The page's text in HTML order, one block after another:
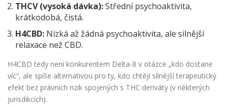
THCV (vysoká dávka):Střední psychoaktivita,
krátkodobá, čistá.
H4CBD: Nízká až žádná psychoaktivita, ale silnější
relaxace než CBD.
H4CBD tedy není konkurentem Delta-8 v otázce „kdo dostane
víc“, ale spíše alternativou pro ty, kdo chtějí silnější terapeutický
efekt bez právních rizik spojených s THC deriváty (v některých
jurisdikcích).